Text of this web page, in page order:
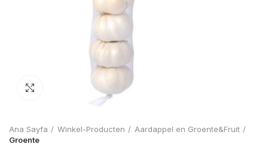
Click to enlarge
Ana Sayfa Winkel-Producten
Aardappel en Groente&Fruit
Groente